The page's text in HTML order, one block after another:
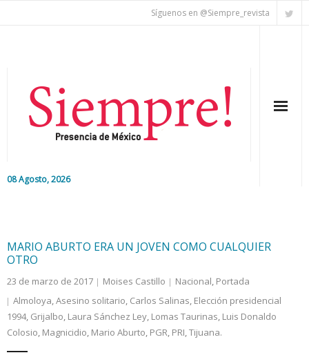
Síguenos en @Siempre_revista
08 Agosto, 2026
Colaboradores
Internacional
MARIO ABURTO ERA UN JOVEN COMO CUALQUIER
OTRO
23 de marzo de 2017 Moises Castillo Nacional, Portada
Almoloya,Asesino solitario, Carlos Salinas, Elección presidencial
1994, Grijalbo, Laura Sánchez Ley, Lomas Taurinas, Luis Donaldo
Colosio, Magnicidio, Mario Aburto, PGR, PRI,Tijuana.